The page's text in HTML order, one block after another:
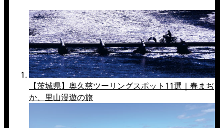
【茨城県】奥久慈ツーリングスポット11選｜春まぢ
か、里山漫遊の旅